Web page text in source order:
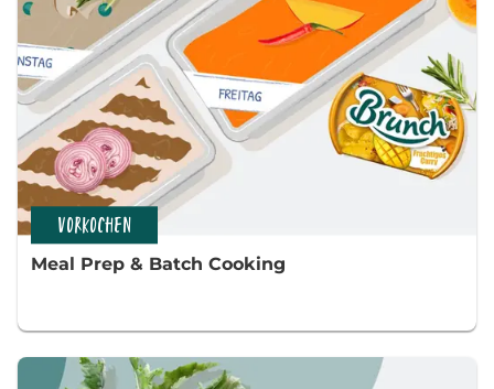
VORKOCHEN
Meal Prep & Batch Cooking